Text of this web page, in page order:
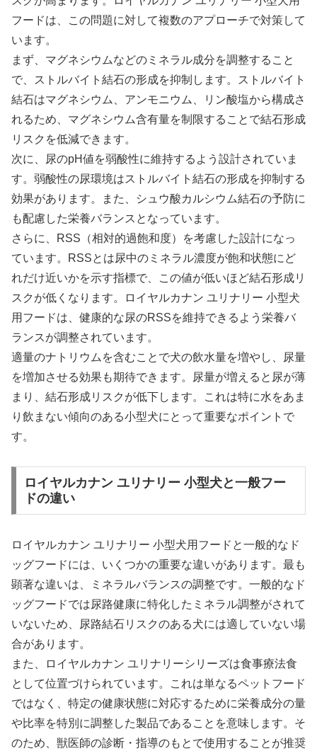
フードは、この問題に対して複数のアプローチで対策して
います。
まず、マグネシウムなどのミネラル成分を調整すること
で、ストルバイト結石の形成を抑制します。ストルバイト
結石はマグネシウム、アンモニウム、リン酸塩から構成さ
れるため、マグネシウム含有量を制限することで結石形成
リスクを低減できます。
次に、尿のpH値を弱酸性に維持するよう設計されていま
す。弱酸性の尿環境はストルバイト結石の形成を抑制する
効果があります。また、シュウ酸カルシウム結石の予防に
も配慮した栄養バランスとなっています。
さらに、RSS（相対的過飽和度）を考慮した設計になっ
ています。RSSとは尿中のミネラル濃度が飽和状態にど
れだけ近いかを示す指標で、この値が低いほど結石形成リ
スクが低くなります。ロイヤルカナン ユリナリー 小型犬
用フードは、健康的な尿のRSSを維持できるよう栄養バ
ランスが調整されています。
適量のナトリウムを含むことで犬の飲水量を増やし、尿量
を増加させる効果も期待できます。尿量が増えると尿が薄
まり、結石形成リスクが低下します。これは特に水をあま
り飲まない傾向のある小型犬にとって重要なポイントで
す。
ロイヤルカナン ユリナリー 小型犬と一般フー
ドの違い
ロイヤルカナン ユリナリー 小型犬用フードと一般的なド
ッグフードには、いくつかの重要な違いがあります。最も
顕著な違いは、ミネラルバランスの調整です。一般的なド
ッグフードでは尿路健康に特化したミネラル調整がされて
いないため、尿路結石リスクのある犬には適していない場
合があります。
また、ロイヤルカナン ユリナリーシリーズは食事療法食
として位置づけられています。これは単なるペットフード
ではなく、特定の健康状態に対応するために栄養成分の量
や比率を特別に調整した製品であることを意味します。そ
のため、獣医師の診断・指導のもとで使用することが推奨